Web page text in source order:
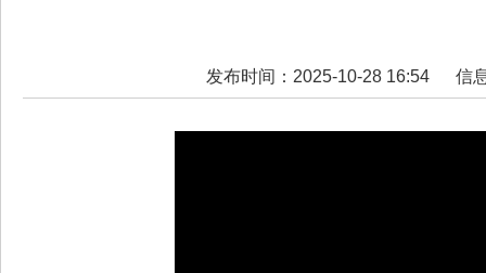
发布时间：2025-10-28 16:54 信